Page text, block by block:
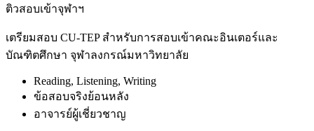
ติวสอบเข้าจุฬาฯ
เตรียมสอบ CU-TEP สำหรับการสอบเข้าคณะอินเตอร์และ
บัณฑิตศึกษา จุฬาลงกรณ์มหาวิทยาลัย
Reading, Listening, Writing
ข้อสอบจริงย้อนหลัง
อาจารย์ผู้เชี่ยวชาญ